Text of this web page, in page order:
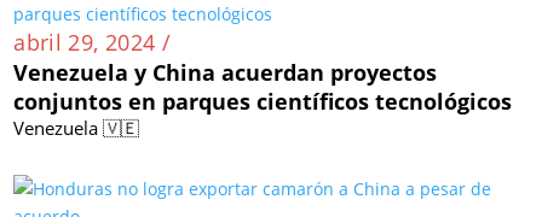
abril 29, 2024 /
Venezuela y China acuerdan proyectos
conjuntos en parques científicos tecnológicos
Venezuela 🇻🇪